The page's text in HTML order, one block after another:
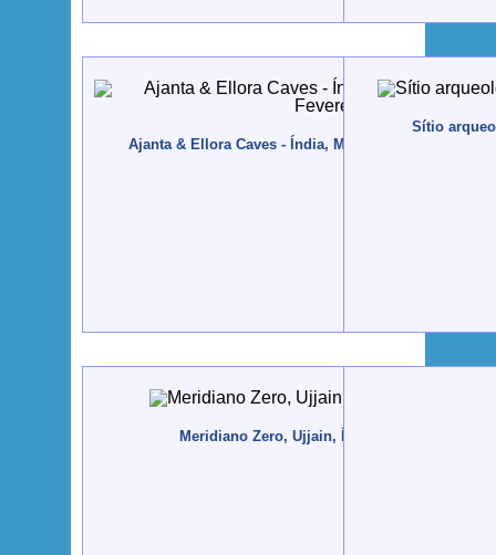
Ajanta & Ellora Caves - Índia, Maharashtra - 2013,
Sítio
Meridiano Zero, Ujjain, Índia - 2011, Outubro